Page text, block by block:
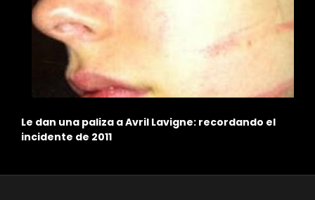
Le dan una paliza a Avril Lavigne: recordando el
incidente de 2011